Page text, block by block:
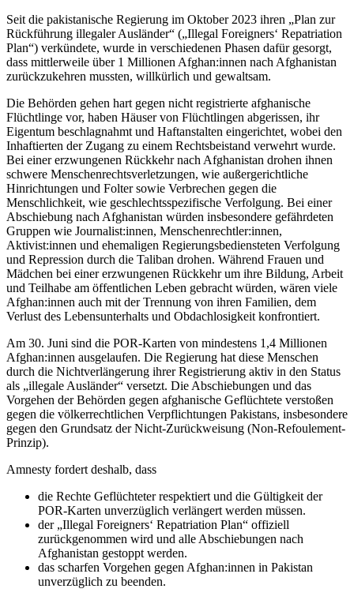
Seit die pakistanische Regierung im Oktober 2023 ihren „Plan zur
Rückführung illegaler Ausländer“ („Illegal Foreigners‘ Repatriation
Plan“) verkündete, wurde in verschiedenen Phasen dafür gesorgt,
dass mittlerweile über 1 Millionen Afghan:innen nach Afghanistan
zurückzukehren mussten, willkürlich und gewaltsam.
Die Behörden gehen hart gegen nicht registrierte afghanische
Flüchtlinge vor, haben Häuser von Flüchtlingen abgerissen, ihr
Eigentum beschlagnahmt und Haftanstalten eingerichtet, wobei den
Inhaftierten der Zugang zu einem Rechtsbeistand verwehrt wurde.
Bei einer erzwungenen Rückkehr nach Afghanistan drohen ihnen
schwere Menschenrechtsverletzungen, wie außergerichtliche
Hinrichtungen und Folter sowie Verbrechen gegen die
Menschlichkeit, wie geschlechtsspezifische Verfolgung. Bei einer
Abschiebung nach Afghanistan würden insbesondere gefährdeten
Gruppen wie Journalist:innen, Menschenrechtler:innen,
Aktivist:innen und ehemaligen Regierungsbediensteten Verfolgung
und Repression durch die Taliban drohen. Während Frauen und
Mädchen bei einer erzwungenen Rückkehr um ihre Bildung, Arbeit
und Teilhabe am öffentlichen Leben gebracht würden, wären viele
Afghan:innen auch mit der Trennung von ihren Familien, dem
Verlust des Lebensunterhalts und Obdachlosigkeit konfrontiert.
Am 30. Juni sind die POR-Karten von mindestens 1,4 Millionen
Afghan:innen ausgelaufen. Die Regierung hat diese Menschen
durch die Nichtverlängerung ihrer Registrierung aktiv in den Status
als „illegale Ausländer“ versetzt. Die Abschiebungen und das
Vorgehen der Behörden gegen afghanische Geflüchtete verstoßen
gegen die völkerrechtlichen Verpflichtungen Pakistans, insbesondere
gegen den Grundsatz der Nicht-Zurückweisung (Non-Refoulement-
Prinzip).
Amnesty fordert deshalb, dass
die Rechte Geflüchteter respektiert und die Gültigkeit der
POR-Karten unverzüglich verlängert werden müssen.
der „Illegal Foreigners‘ Repatriation Plan“ offiziell
zurückgenommen wird und alle Abschiebungen nach
Afghanistan gestoppt werden.
das scharfen Vorgehen gegen Afghan:innen in Pakistan
unverzüglich zu beenden.